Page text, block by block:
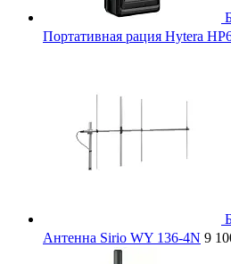
Портативная рация Hytera
Антенна Sirio WY 136-4N 9